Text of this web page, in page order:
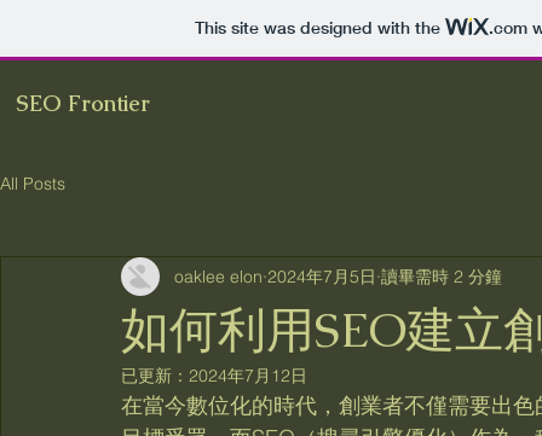
This site was designed with the .com
SEO Frontier
All Posts
如何利用SEO建立
oaklee elon 2024年7月5日 讀畢需時 2 分鐘
已更新： 2024年7月12日
在當今數位化的時代，創業者不僅需要出